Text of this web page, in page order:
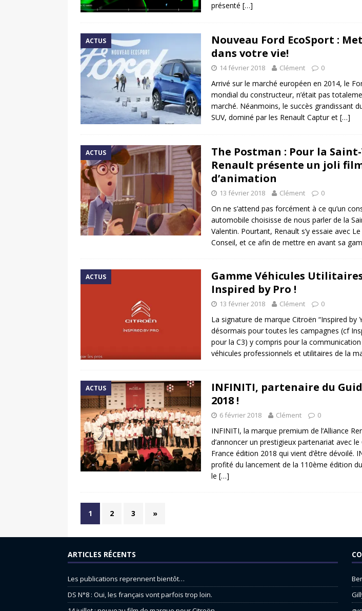
présenté […]
ACTUS
Nouveau Ford EcoSport :
dans votre vie!
14 février 2018 Clément 0
Arrivé sur le marché européen en 2014, le
mondial du constructeur, n’était pas
marché. Néanmoins, le succès grandissant
SUV, dominé par les Renault Captur et […]
ACTUS
The Postman : Pour la
Renault présente un joli
d’animation
13 février 2018 Clément 0
On ne s’attend pas forcément à ce qu’un
automobile choisisse de nous parler de la
Valentin. Pourtant, Renault s’y essaie avec
Conseil, et ce afin de mettre en avant sa
ACTUS
Gamme Véhicules
Inspired by Pro !
13 février 2018 Clément 0
La signature de marque Citroën “Inspired by
désormais pour toutes les campagnes (cf
pour la C3) y compris pour la
véhicules professionnels et utilitaires de la
ACTUS
INFINITI, partenaire du
2018 !
6 février 2018 Clément 0
INFINITI, la marque premium de l’Alliance
d’annoncer un prestigieux partenariat avec le
France édition 2018 qui vient d’être dévoilé.
profité du lancement de la 110ème édition
le […]
1 2 3 »
ARTICLES RÉCENTS
Les publications reprennent bientôt…
DS N°8 : Oui, les français vont parfois trop loin.